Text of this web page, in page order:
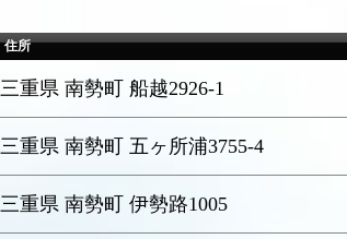
住所
三重県 南勢町 船越2926-1
三重県 南勢町 五ヶ所浦3755-4
三重県 南勢町 伊勢路1005